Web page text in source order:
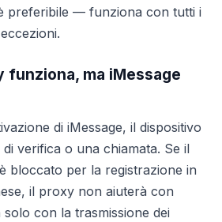
preferibile — funziona con tutti i
funziona, ma iMessage
di iMessage, il dispositivo
verifica o una chiamata. Se il
bloccato per la registrazione in
il proxy non aiuterà con
con la trasmissione dei